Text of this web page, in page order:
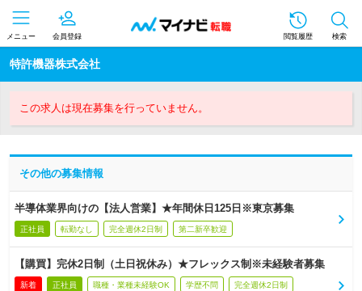
メニュー 会員登録 閲覧履歴 検索
特許機器株式会社
この求人は現在募集を行っていません。
その他の募集情報
半導体業界向けの【法人営業】★年間休日125日※東京募集
正社員 転勤なし 完全週休2日制 第二新卒歓迎
【購買】完休2日制（土日祝休み）★フレックス制※未経験者募集
新着 正社員 職種・業種未経験OK 学歴不問 完全週休2日制